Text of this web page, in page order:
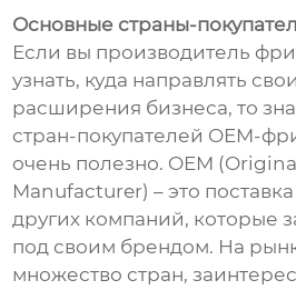
Основные страны-
Если вы производитель
узнать, куда направлять
расширения бизнеса, то
стран-покупателей OEM-
очень полезно. OEM
Manufacturer) – это
других компаний, которые
под своим брендом. На
множество стран,